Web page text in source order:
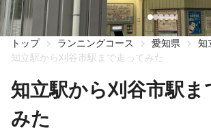
トップ ランニングコース 愛知県
知
知立駅から刈谷市駅まで走ってみた
知立駅から刈谷市駅ま
みた